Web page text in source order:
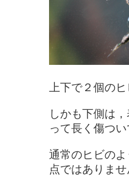
上下で２個のヒ
しかも下側は
って長く傷つい
通常のヒビの
点ではありませ